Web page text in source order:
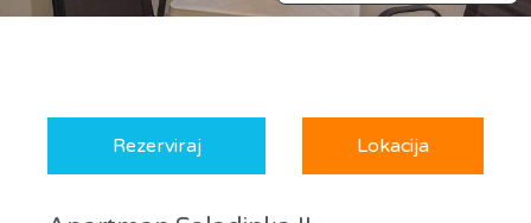
Rezerviraj Lokacija